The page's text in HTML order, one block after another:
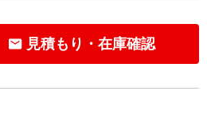
見積もり・在庫確認